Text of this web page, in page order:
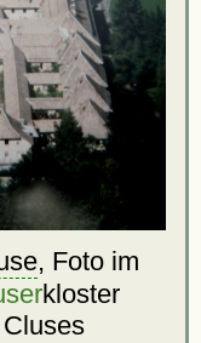
, Foto im
kloster
Cluses